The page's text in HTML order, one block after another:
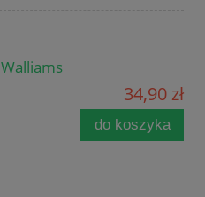
34,90 zł
do koszyka